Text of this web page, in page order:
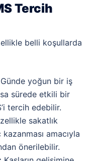
Tercih
belli koşullarda
Günde yoğun bir iş
sürede etkili bir
tercih edebilir.
sakatlık
amacıyla
önerilebilir.